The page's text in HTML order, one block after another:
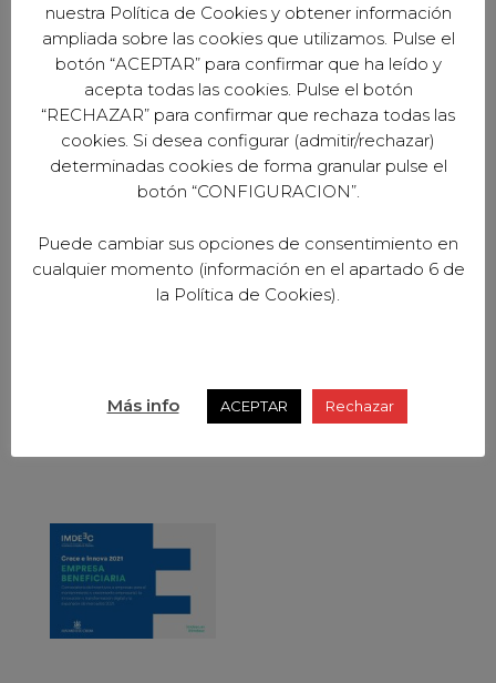
EXCLUSIVAS GARCÍA CANO S.L.
Avd. del Profesor Arnold J. Toynbee S/N
Naves 1, 3 y 4 - Córdoba (España)
nuestra Política de Cookies y obtener información
ampliada sobre las cookies que utilizamos. Pulse el
botón “ACEPTAR” para confirmar que ha leído y
acepta todas las cookies. Pulse el botón
“RECHAZAR” para confirmar que rechaza todas las
cookies. Si desea configurar (admitir/rechazar)
determinadas cookies de forma granular pulse el
botón “CONFIGURACION”.
Puede cambiar sus opciones de consentimiento en
cualquier momento (información en el apartado 6 de
la Política de Cookies).
Más info ACEPTAR Rechazar